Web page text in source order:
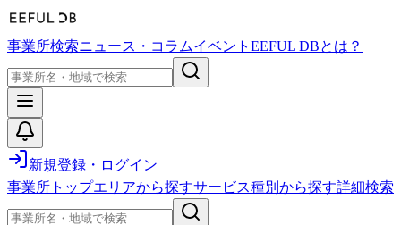
事業所検索ニュース・コラムイベント EEFUL DBとは？
新規登録・ログイン
事業所トップエリアから探すサービス種別から探す詳細検索